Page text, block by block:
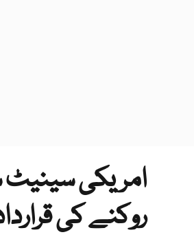
امریکی سینیٹ
روکنے کی